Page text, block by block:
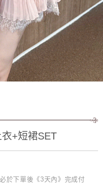
+短裙SET
於下單後《3天內》完成付